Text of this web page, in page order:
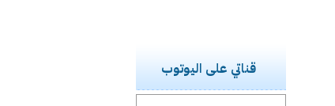
قناتي على اليوتوب